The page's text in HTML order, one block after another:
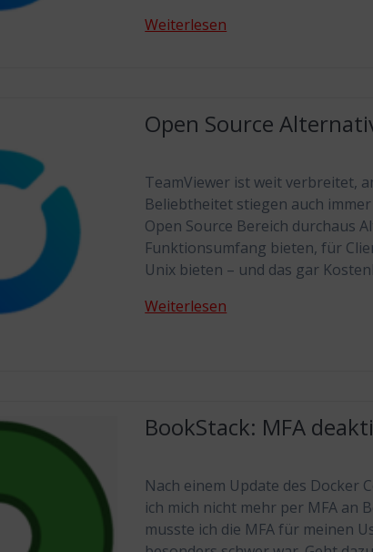
Weiterlesen
Open Source
TeamViewer ist weit verbreitet,
Beliebtheitet stiegen auch
Open Source Bereich durchaus
Funktionsumfang bieten, für
Unix bieten – und das gar
Weiterlesen
BookStack: MFA
Nach einem Update des Docker
ich mich nicht mehr per MFA an
musste ich die MFA für meinen